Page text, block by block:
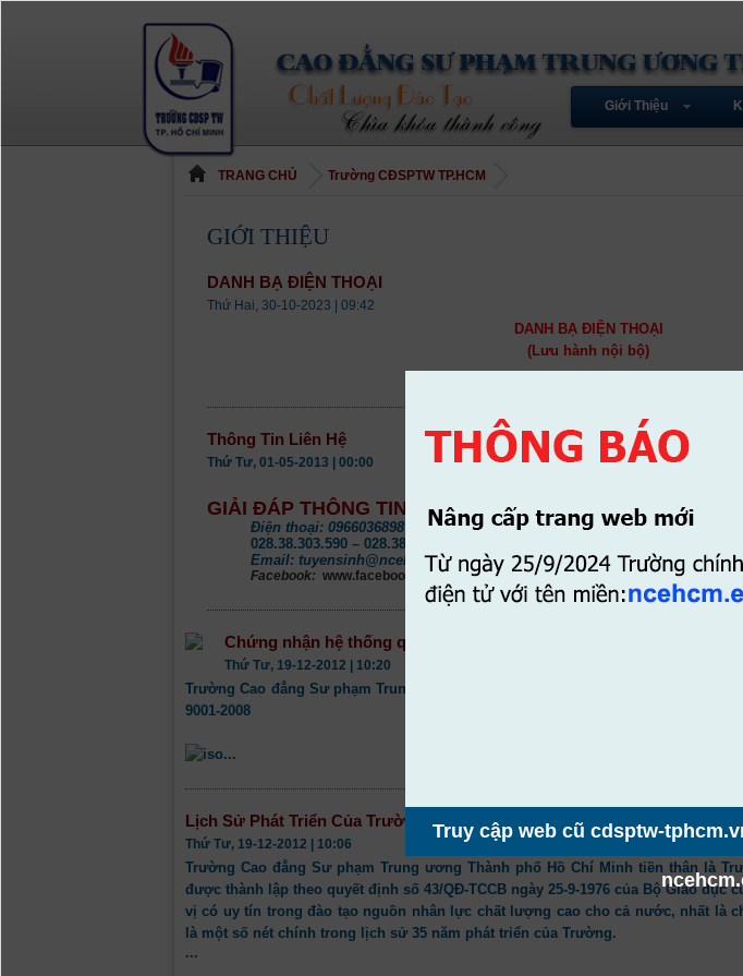
Giới Thiệu
TRANG CHỦ Trường CĐSPTW TP.HCM
GIỚI THIỆU
DANH BẠ ĐIỆN THOẠI
Thứ Hai, 30-10-2023 | 09:42
DANH BẠ ĐIỆN THOẠI
(Lưu hành nội bộ)
...
Thông Tin Liên Hệ
Thứ Tư, 01-05-2013 | 00:00
GIẢI ĐÁP THÔNG TIN ĐÀO TẠO, TUYỂN SINH
Điện thoại: 0966036898 (Cô Thuận) - 0919653092 (Thầy Vũ)
028.38.303.590 – 028.38.390.606.
Email: tuyensinh@ncehcm.edu.vn
Facebook: www.facebook.com/CM3.cdsptw.tphcm/
Chứng nhận hệ thống quản lí chất lượng ISO 9001-2008
Thứ Tư, 19-12-2012 | 10:20
Trường Cao đẳng Sư phạm Trung ương Tp. Hồ Chí Minh đã được chứng nhận
9001-2008
...
Lịch Sử Phát Triển Của Trường
Thứ Tư, 19-12-2012 | 10:06
Trường Cao đẳng Sư phạm Trung ương Thành phố Hồ Chí Minh tiền thân là
được thành lập theo quyết định số 43/QĐ-TCCB ngày 25-9-1976 của Bộ Giáo dục
vị có uy tín trong đào tạo nguồn nhân lực chất lượng cao cho cả nước, nhất là
là một số nét chính trong lịch sử 35 năm phát triển của Trường.
...
Truy cập web cũ cdsptw-